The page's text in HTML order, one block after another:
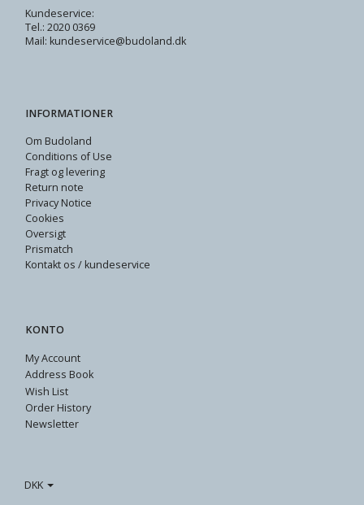
Kundeservice:
Tel.: 2020 0369
Mail: kundeservice@budoland.dk
INFORMATIONER
Om Budoland
Conditions of Use
Fragt og levering
Return note
Privacy Notice
Cookies
Oversigt
Prismatch
Kontakt os / kundeservice
KONTO
My Account
Address Book
Wish List
Order History
Newsletter
DKK